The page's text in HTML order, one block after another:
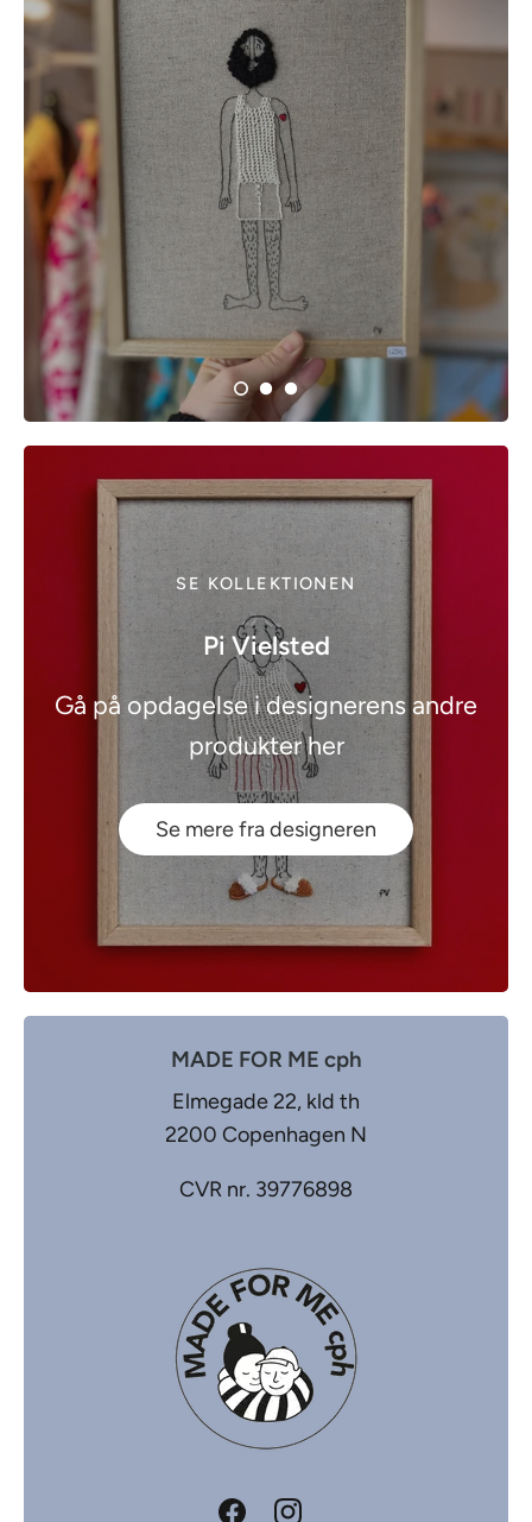
SE KOLLEKTIONEN
Pi Vielsted
Gå på opdagelse i designerens andre
produkter her
Se mere fra designeren
MADE FOR ME cph
Elmegade 22, kld th
2200 Copenhagen N
CVR nr. 39776898